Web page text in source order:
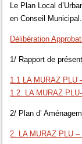
Le Plan Local
en Conseil Municipal.
Délibération
1/ Rapport de
1.1 LA MURAZ PLU
1.2. LA MURAZ
2/ Plan d’
2. LA MURAZ PLU –